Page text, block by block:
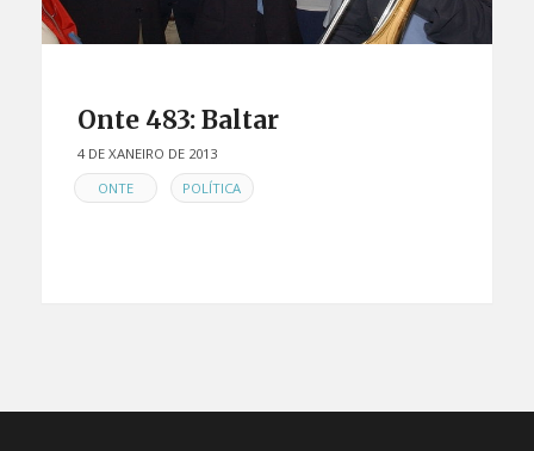
Onte 483: Baltar
4 DE XANEIRO DE 2013
EN
ONTE , POLÍTICA